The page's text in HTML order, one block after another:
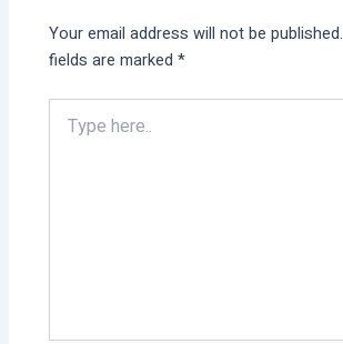
Your email address will not be published.
fields are marked*
Type
here..